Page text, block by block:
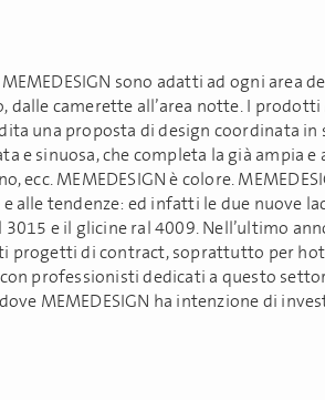
sono adatti ad ogni area
dalle camerette all’area notte. I prodotti
una proposta di design coordinata in
e sinuosa, che completa la già ampia
ecc. MEMEDESIGN è colore.
e alle tendenze: ed infatti le due nuove
3015 e il glicine ral 4009. Nell’ultimo
progetti di contract, soprattutto per
con professionisti dedicati a questo
MEMEDESIGN ha intenzione di